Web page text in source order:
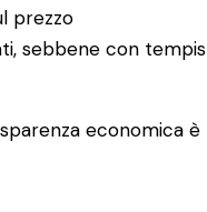
prezzo
sebbene con
economica